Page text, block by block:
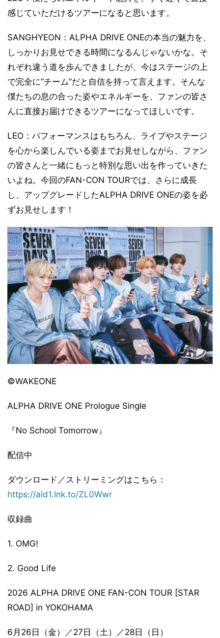
感じていただけるツアーになると思います。
SANGHYEON：ALPHA DRIVE ONEの本当の魅力を、
しっかりお見せできる時間になるんじゃないかな。そ
れぞれ違う道を歩んできましたが、今はステージの上
で完全に”チーム”だと自信を持って言えます。そんな
僕たちの息の合った姿やエネルギーを、ファンの皆さ
んに直接お届けできるツアーになってほしいです。
LEO：パフォーマンスはもちろん、ライブやステージ
を心から楽しんでいる姿までお見せしながら、ファン
の皆さんと一緒にもっと特別な思い出を作っていきた
いよね。今回のFAN-CON TOURでは、さらに成長
し、アップグレードしたALPHA DRIVE ONEの姿を必
ずお見せします！
©WAKEONE
ALPHA DRIVE ONE Prologue Single
『No School Tomorrow』
配信中
ダウンロード／ストリーミングはこちら：
https://ald1.lnk.to/ZL0Wwr
収録曲
1. OMG!
2. Good Life
2026 ALPHA DRIVE ONE FAN-CON TOUR [STAR
ROAD] in YOKOHAMA
6月26日（金）／27日（土）／28日（日）